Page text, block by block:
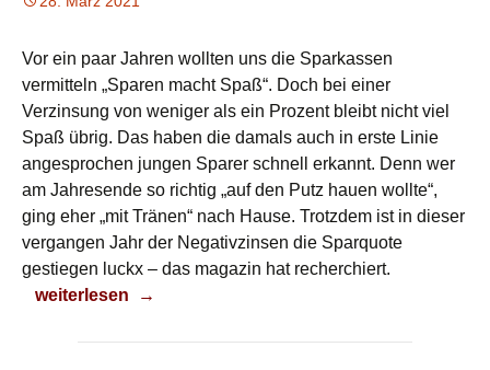
Vor ein paar Jahren wollten uns die Sparkassen
vermitteln „Sparen macht Spaß“. Doch bei einer
Verzinsung von weniger als ein Prozent bleibt nicht viel
Spaß übrig. Das haben die damals auch in erste Linie
angesprochen jungen Sparer schnell erkannt. Denn wer
am Jahresende so richtig „auf den Putz hauen wollte“,
ging eher „mit Tränen“ nach Hause. Trotzdem ist in dieser
vergangen Jahr der Negativzinsen die Sparquote
gestiegen luckx – das magazin hat recherchiert.
Sparkonto
weiterlesen →